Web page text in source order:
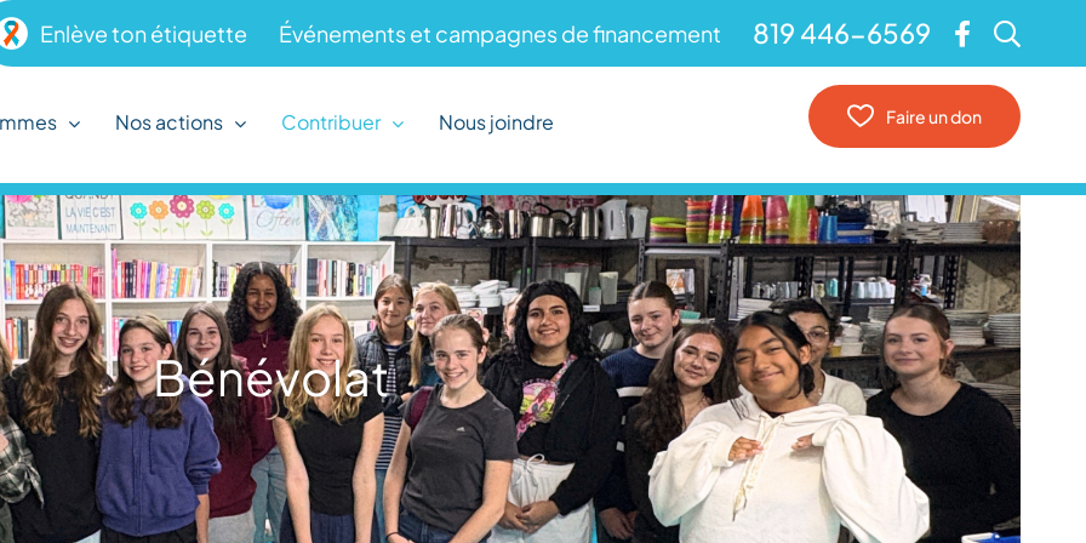
Enlève ton étiquette Événements et campagnes de financement 819 446-6569
Nos actions Contribuer Nous joindre Faire un don
Bénévolat